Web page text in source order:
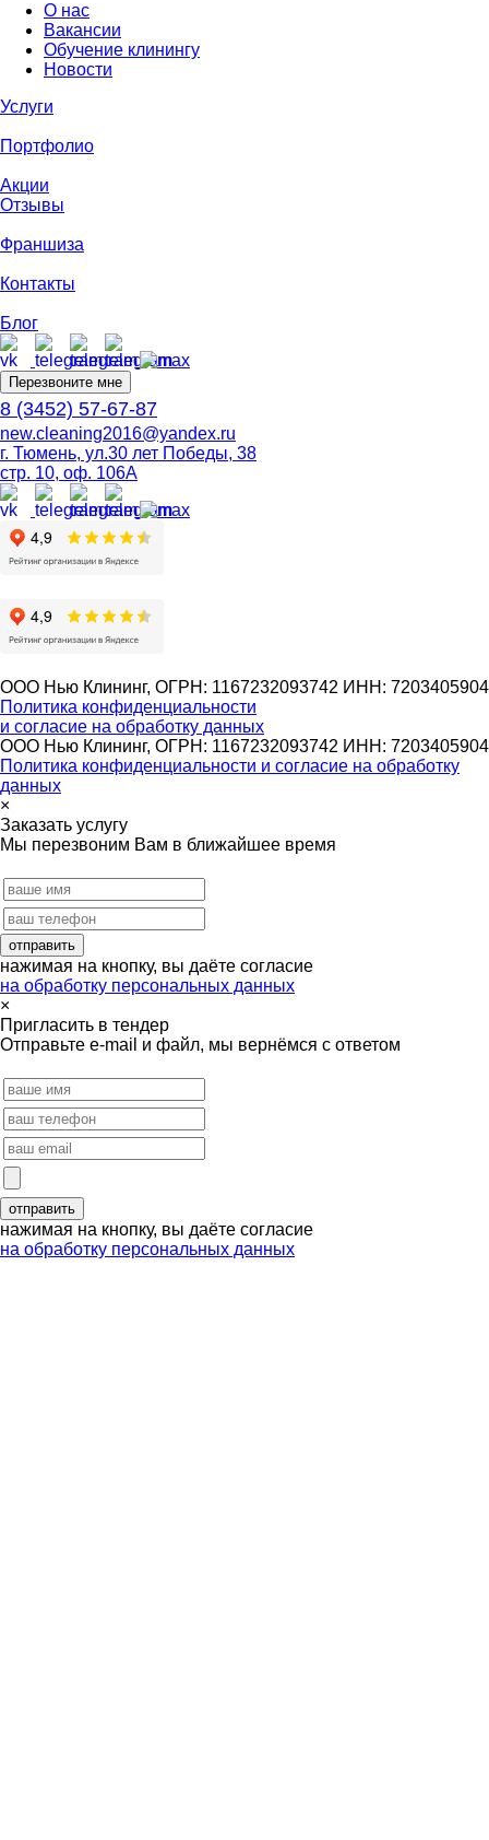
О нас
Вакансии
Обучение клинингу
Новости
Услуги
Портфолио
Акции
Отзывы
Франшиза
Контакты
Блог
Перезвоните мне
8 (3452) 57-67-87
new.cleaning2016@yandex.ru
г. Тюмень, ул.30 лет Победы, 38
стр. 10, оф. 106А
ООО Нью Клининг, ОГРН: 1167232093742 ИНН: 7203405904
Политика конфиденциальности
и согласие на обработку данных
ООО Нью Клининг, ОГРН: 1167232093742 ИНН: 7203405904
Политика конфиденциальности и согласие на обработку
данных
×
Заказать услугу
Мы перезвоним Вам в ближайшее время
нажимая на кнопку, вы даёте согласие
на обработку персональных данных
×
Пригласить в тендер
Отправьте e-mail и файл, мы вернёмся с ответом
нажимая на кнопку, вы даёте согласие
на обработку персональных данных